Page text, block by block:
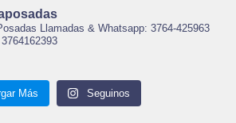
Llamadas & Whatsapp: 3764-425963
Más Seguinos